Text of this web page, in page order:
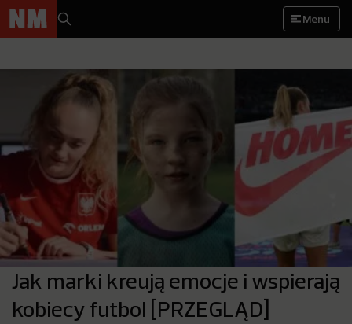
Menu
Jak marki kreują emocje i wspierają
kobiecy futbol [PRZEGLĄD]